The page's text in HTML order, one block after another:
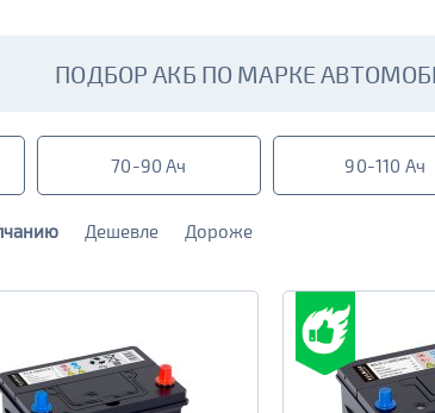
ПОДБОР АКБ ПО МАРКЕ
70-90 Ач 90-110 Ач
Дешевле Дороже